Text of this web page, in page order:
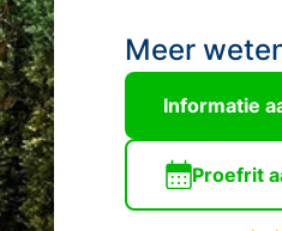
Meer
Informatie
Proefrit